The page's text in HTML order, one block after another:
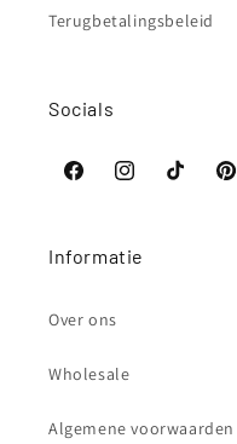
Terugbetalingsbeleid
Socials
FacebookInstagramTikTok
Informatie
Over ons
Wholesale
Algemene voorwaarden